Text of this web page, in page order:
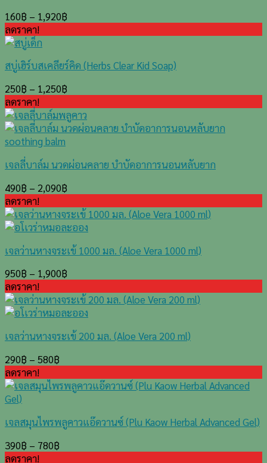
160฿ – 1,920฿
ลดราคา!
สบู่เฮิร์บสเคลียร์คิด (Herbs Clear Kid Soap)
250฿ – 1,250฿
ลดราคา!
เจลลี่บาล์ม นวดผ่อนคลาย บำบัดอาการนอนหลับยาก
490฿ – 2,090฿
ลดราคา!
เจลว่านหางจระเข้ 1000 มล. (Aloe Vera 1000 ml)
950฿ – 1,900฿
ลดราคา!
เจลว่านหางจระเข้ 200 มล. (Aloe Vera 200 ml)
290฿ – 580฿
ลดราคา!
เจลสมุนไพรพลูคาวแอ๊ดวานซ์ (Plu Kaow Herbal Advanced Gel)
390฿ – 780฿
ลดราคา!